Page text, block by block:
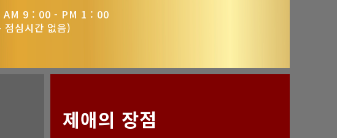
9 : 00 - PM 1 : 00
점심시간 없음)
제애의 장점